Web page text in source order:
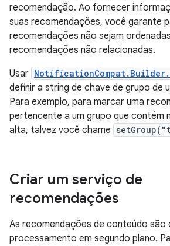
recomendação. Ao fornecer
suas recomendações, você garante
recomendações não sejam
recomendações não relacionadas.
Usar
definir a string de chave de grupo de
Para exemplo, para marcar uma
pertencente a um grupo que contém
alta, talvez você chame
Criar um serviço de
recomendações
As recomendações de conteúdo são
processamento em segundo plano.